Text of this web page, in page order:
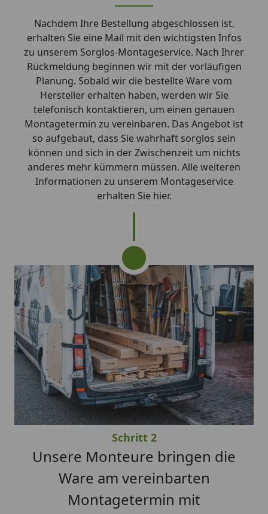
Nachdem Ihre Bestellung abgeschlossen ist,
erhalten Sie eine Mail mit den wichtigsten Infos
zu unserem Sorglos-Montageservice. Nach Ihrer
Rückmeldung beginnen wir mit der vorläufigen
Planung. Sobald wir die bestellte Ware vom
Hersteller erhalten haben, werden wir Sie
telefonisch kontaktieren, um einen genauen
Montagetermin zu vereinbaren. Das Angebot ist
so aufgebaut, dass Sie wahrhaft sorglos sein
können und sich in der Zwischenzeit um nichts
anderes mehr kümmern müssen. Alle weiteren
Informationen zu unserem Montageservice
erhalten Sie hier.
Schritt 2
Unsere Monteure bringen die
Ware am vereinbarten
Montagetermin mit